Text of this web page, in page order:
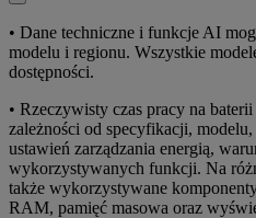
• Dane techniczne i funkcje AI
modelu i regionu. Wszystkie
dostępności.
• Rzeczywisty czas pracy na
zależności od specyfikacji,
ustawień zarządzania energią,
wykorzystywanych funkcji. Na
także wykorzystywane
RAM, pamięć masowa oraz